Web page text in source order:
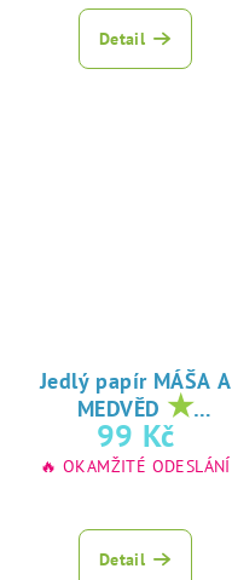
Detail
Jedlý papír MÁŠA A
MEDVĚD ★
oblíbený tisk na
jedlý papír
99 Kč
🔥 OKAMŽITÉ ODESLÁNÍ
Detail